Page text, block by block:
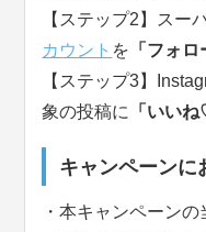
【ステップ2】スー
カウント を 「フォロ
【ステップ3】
象の投稿に
「いいね
キャンペーンに
・本キャンペーン